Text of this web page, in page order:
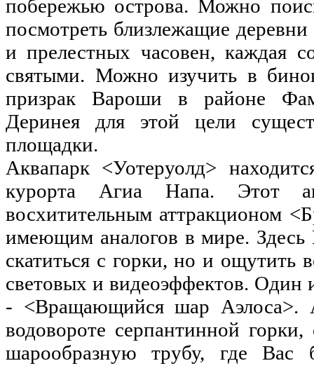
побережью острова. Можно
посмотреть близлежащие
и прелестных часовен, каждая
святыми. Можно изучить в
призрак Вароши в районе
Деринея для этой цели
площадки.
Аквапарк <Уотеруолд>
курорта Агиа Напа. Этот
восхитительным аттракционом
имеющим аналогов в мире.
скатиться с горки, но и ощутить
световых и видеоэффектов. Один
- <Вращающийся шар Аэлоса>.
водовороте серпантинной
шарообразную трубу, где Вас